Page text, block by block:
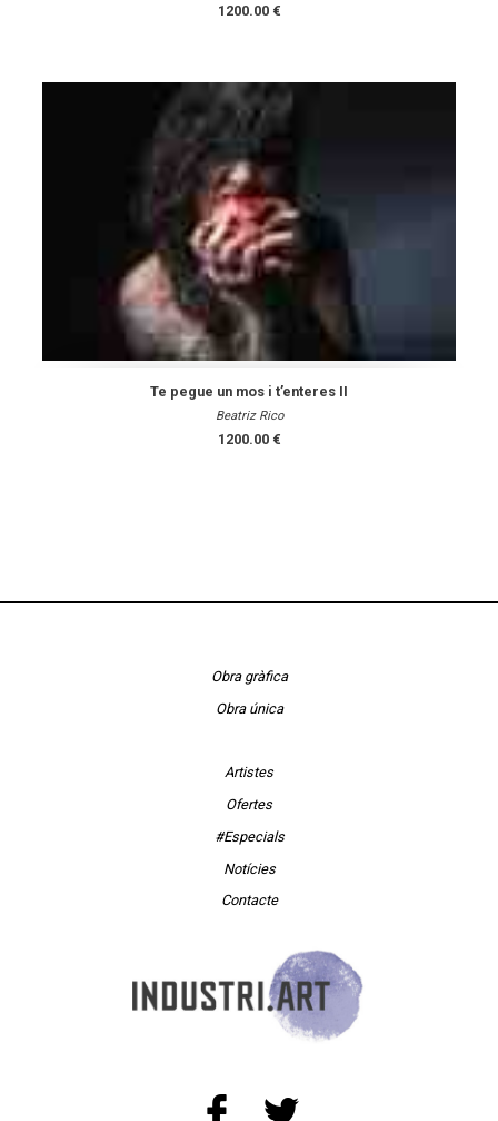
1200.00 €
Te pegue un mos i t’enteres II
Beatriz Rico
1200.00 €
Obra gràfica
Obra única
Artistes
Ofertes
#Especials
Notícies
Contacte